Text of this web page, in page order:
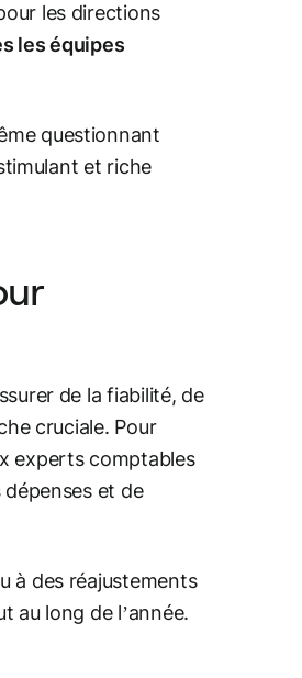
les directions
les équipes
questionnant
et riche
de la fiabilité, de
cruciale. Pour
experts comptables
et de
à des réajustements
au long de l’année.